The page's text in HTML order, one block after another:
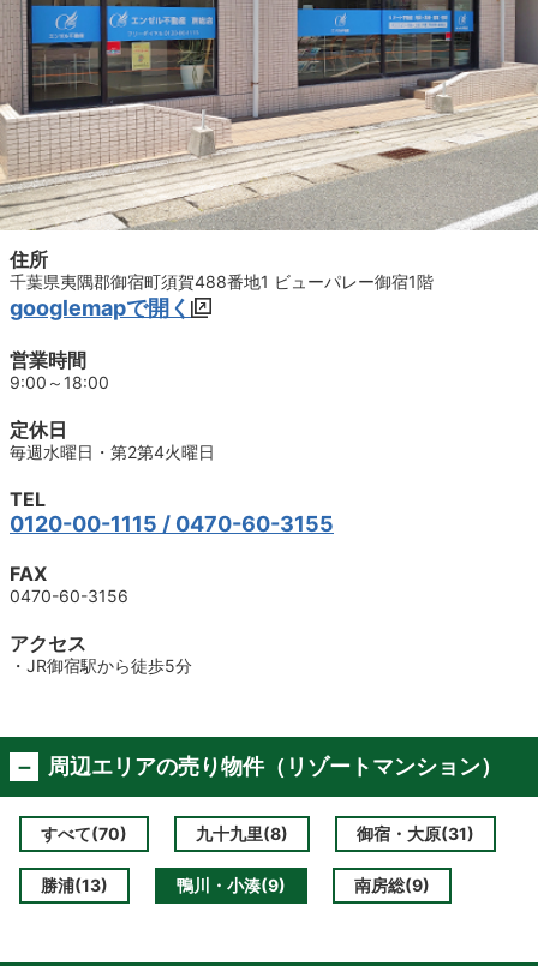
住所
千葉県夷隅郡御宿町須賀488番地1 ビューパレー御宿1階
googlemapで開く
営業時間
9:00～18:00
定休日
毎週水曜日・第2第4火曜日
TEL
0120-00-1115 / 0470-60-3155
FAX
0470-60-3156
アクセス
・JR御宿駅から徒歩5分
周辺エリアの売り物件（リゾートマンション）
すべて(70) 九十九里(8) 御宿・大原(31)
勝浦(13) 鴨川・小湊(9) 南房総(9)